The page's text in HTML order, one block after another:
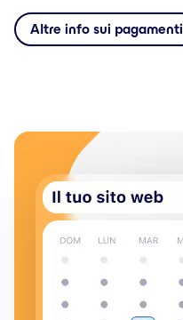
Altre info sui pagamenti